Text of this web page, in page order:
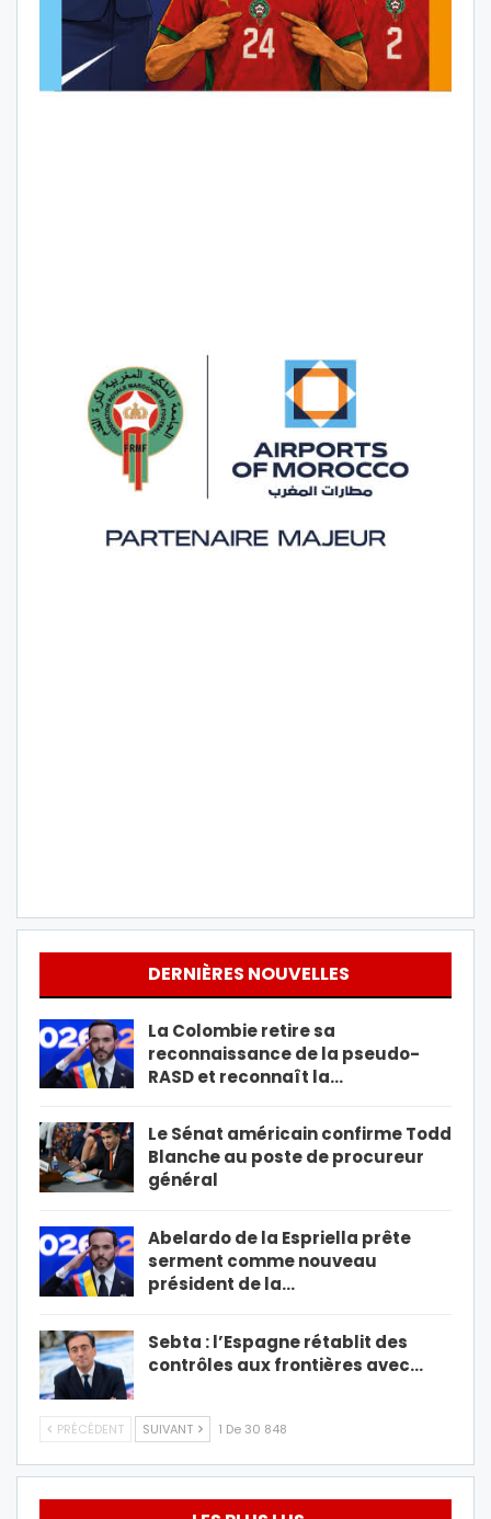
DERNIÈRES NOUVELLES
La Colombie retire sa
reconnaissance de la pseudo-
RASD et reconnaît la…
Le Sénat américain confirme Todd
Blanche au poste de procureur
général
Abelardo de la Espriella prête
serment comme nouveau
président de la…
Sebta : l’Espagne rétablit des
contrôles aux frontières avec…
PRÉCÉDENT SUIVANT 1 De 30 848